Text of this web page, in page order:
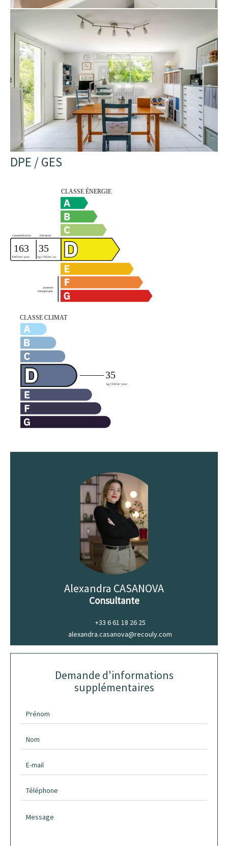
DPE / GES
Alexandra CASANOVA
Consultante
+33 6 61 18 26 25
alexandra.casanova@recouly.com
Demande d'informations
supplémentaires